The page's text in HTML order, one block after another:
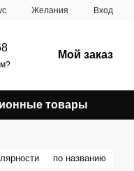
Желания Вход
Мой заказ
товары
по названию